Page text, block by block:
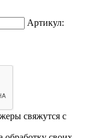
Артикул:
свяжутся с